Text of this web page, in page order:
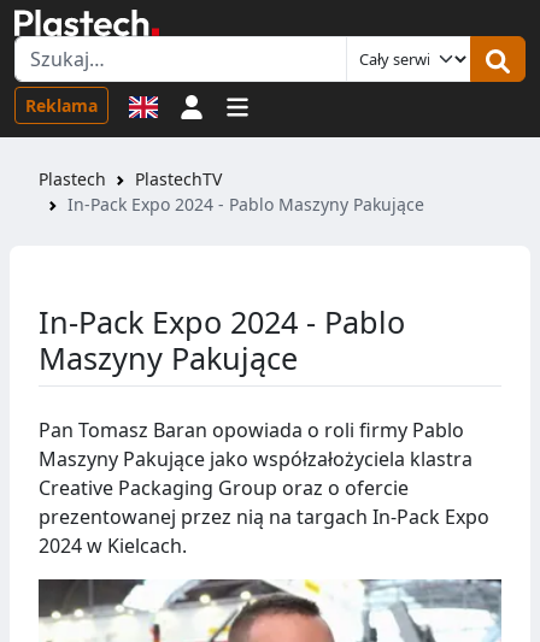
Reklama Logowanie
Plastech
PlastechTV
In-Pack Expo 2024 - Pablo Maszyny Pakujące
In-Pack Expo 2024 - Pablo
Maszyny Pakujące
Pan Tomasz Baran opowiada o roli firmy Pablo
Maszyny Pakujące jako współzałożyciela klastra
Creative Packaging Group oraz o ofercie
prezentowanej przez nią na targach In-Pack Expo
2024 w Kielcach.